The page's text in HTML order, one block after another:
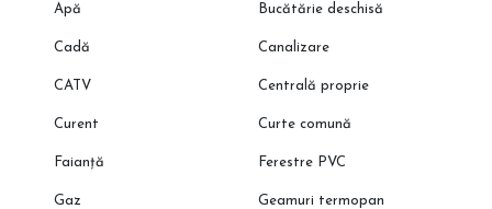
Apă Bucătărie deschisă
Cadă Canalizare
CATV Centrală proprie
Curent Curte comună
Faianță Ferestre PVC
Gaz Geamuri termopan